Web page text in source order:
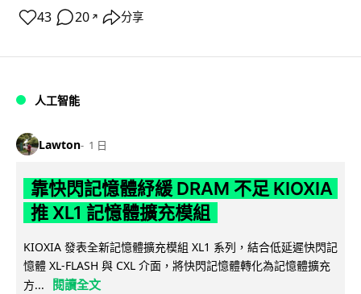
43 20 ↗ 分享
人工智能
Lawton 1 日
靠快閃記憶體紓緩 DRAM 不足 KIOXIA
推 XL1 記憶體擴充模組
KIOXIA 發表全新記憶體擴充模組 XL1 系列，結合低延遲快閃記
憶體 XL-FLASH 與 CXL 介面，將快閃記憶體轉化為記憶體擴充
方...
閱讀全文